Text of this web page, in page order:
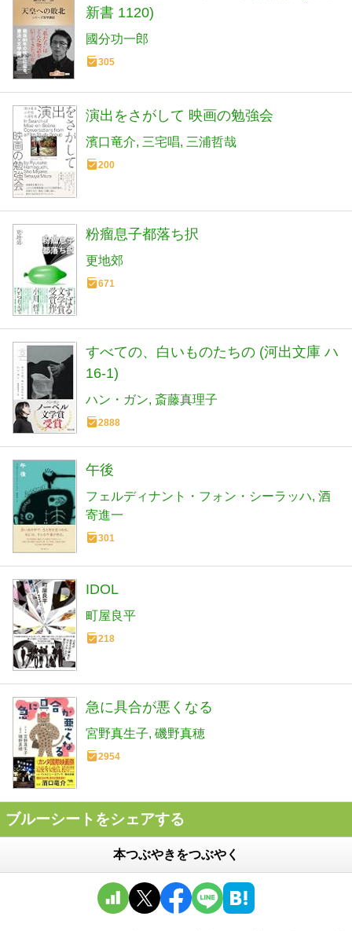
新書 1120)
國分功一郎
305
演出をさがして 映画の勉強会
濱口竜介 三宅唱 三浦哲哉
200
粉瘤息子都落ち択
更地郊
671
すべての、白いものたちの (河出文庫 ハ
16-1)
ハン・ガン 斎藤真理子
2888
午後
フェルディナント・フォン・シーラッハ 酒
寄進一
301
IDOL
町屋良平
218
急に具合が悪くなる
宮野真生子 磯野真穂
2954
ブルーシートをシェアする
本つぶやきをつぶやく